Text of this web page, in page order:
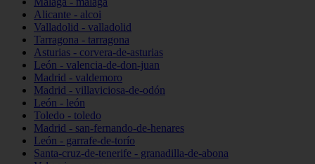
Alicante - alcoi
Valladolid - valladolid
Tarragona - tarragona
Asturias - corvera-de-asturias
León - valencia-de-don-juan
Madrid - valdemoro
Madrid - villaviciosa-de-odón
León - león
Toledo - toledo
Madrid - san-fernando-de-henares
León - garrafe-de-torío
Santa-cruz-de-tenerife - granadilla-de-abona